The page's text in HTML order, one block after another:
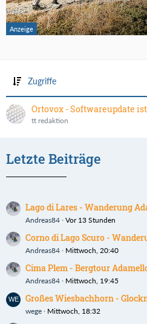
Zugriffe
Ortovox - Softwareupdate
tt redaktion
Letzte Beiträge
Lago di Lares - Wanderung
Andreas84 Vor 13 Stunden
Corno di Lago Scuro -
Andreas84 Mittwoch, 20:40
Cima Plem - Bergtour
Andreas84 Mittwoch, 19:45
Großes Wiesbachhorn -
wege Mittwoch, 18:32